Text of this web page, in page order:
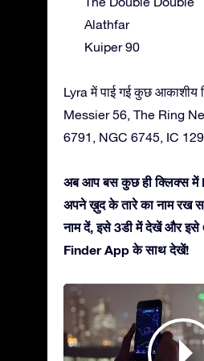
Alathfar
Kuiper 90
Lyra में पाई गई कुछ आकाशीय
Messier 56, The Ring
6791, NGC 6745, IC
अब आप बस कुछ ही क्लिक्स में
अपने ख़ुद के तारे का नाम रख
नाम दें, इसे 3डी में देखें और
Finder App के साथ देखें!